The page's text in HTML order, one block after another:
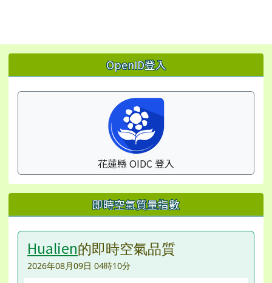
左邊區域內容 OpenID登入
花蓮縣 OIDC 登入
即時空氣質量指數
Hualien的即時空氣品質
2026年08月09日 04時10分